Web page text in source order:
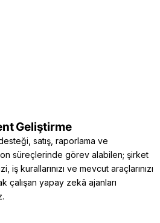
Geliştirme
satış, raporlama ve
süreçlerinde görev alabilen; şirket
iş kurallarınızı ve mevcut araçlarınızı
çalışan yapay zekâ ajanları